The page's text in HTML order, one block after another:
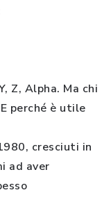
Z, Alpha. Ma chi
perché è utile
cresciuti in
ad aver